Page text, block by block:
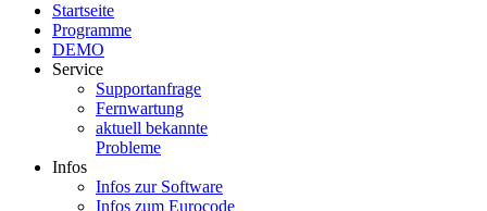
Startseite
Programme
DEMO
Service
Supportanfrage
Fernwartung
aktuell bekannte
Probleme
Infos
Infos zur Software
Infos zum Eurocode